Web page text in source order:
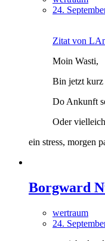
24.
Zitat von
Moin Wasti,
Bin jetzt
Do Ankunft
Oder
ein stress, morgen
Borgward
wertraum
24.